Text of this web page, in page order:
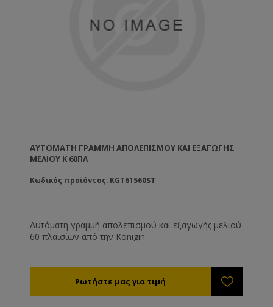
ΑΥΤΌΜΑΤΗ ΓΡΑΜΜΉ ΑΠΟΛΕΠΙΣΜΟΎ ΚΑΙ ΕΞΑΓΩΓΉΣ
ΜΕΛΙΟΎ K 60ΠΛ
Κωδικός προϊόντος: KGT61560ST
Αυτόματη γραμμή απολεπισμού και εξαγωγής μελιού
60 πλαισίων από την Konigin.